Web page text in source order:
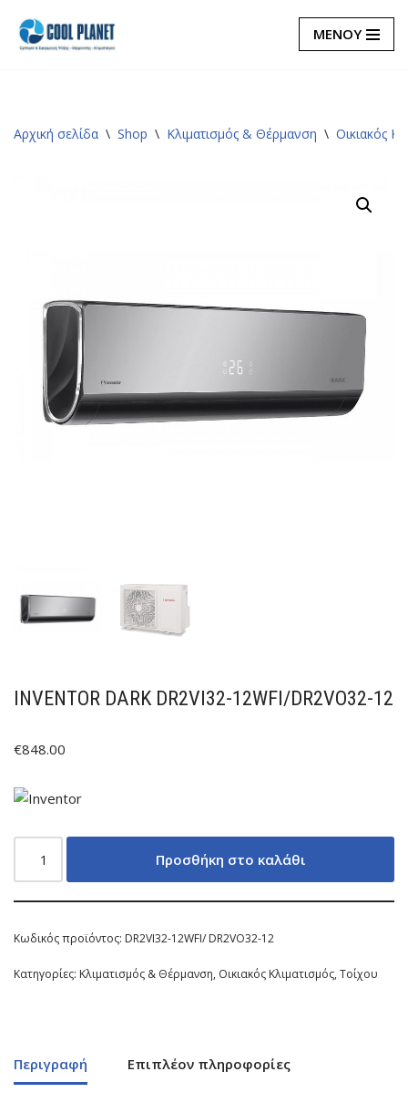
Μεταπηδήστε
ΜΕΝΟΥ
Αρχική σελίδα \ Shop \ Κλιματισμός & Θέρμανση \ Οικιακός
INVENTOR DARK DR2VI32-12WFI/DR2VO32-12
€848.00
Προσθήκη στο καλάθι
Κωδικός προϊόντος: DR2VI32-12WFI/ DR2VO32-12
Κατηγορίες: Κλιματισμός & Θέρμανση, Οικιακός Κλιματισμός,Τοίχου
Περιγραφή Επιπλέον πληροφορίες